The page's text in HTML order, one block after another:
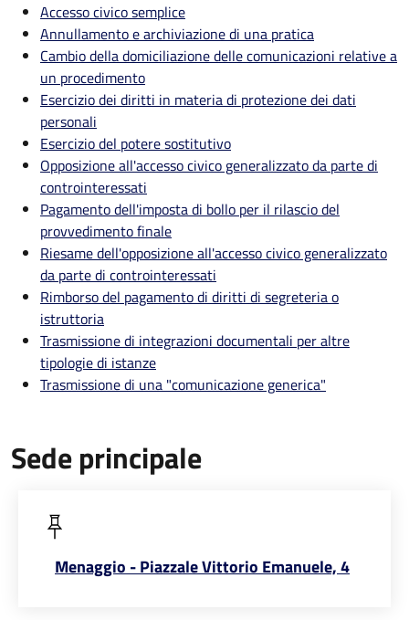
Accesso civico semplice
Annullamento e archiviazione di una pratica
Cambio della domiciliazione delle comunicazioni relative a
un procedimento
Esercizio dei diritti in materia di protezione dei dati
personali
Esercizio del potere sostitutivo
Opposizione all'accesso civico generalizzato da parte di
controinteressati
Pagamento dell'imposta di bollo per il rilascio del
provvedimento finale
Riesame dell'opposizione all'accesso civico generalizzato
da parte di controinteressati
Rimborso del pagamento di diritti di segreteria o
istruttoria
Trasmissione di integrazioni documentali per altre
tipologie di istanze
Trasmissione di una "comunicazione generica"
Sede principale
Menaggio - Piazzale Vittorio Emanuele, 4